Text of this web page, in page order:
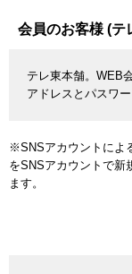
会員のお客様 (テ
テレ東本舗。WEB
アドレスとパスワ
※SNSアカウントによ
をSNSアカウントで新
ます。